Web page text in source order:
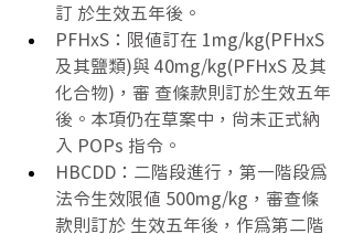
訂 於生效五年後。
PFHxS：限值訂在 1mg/kg(PFHxS
及其鹽類)與 40mg/kg(PFHxS 及其
化合物)，審 查條款則訂於生效五年
後。本項仍在草案中，尚未正式納
入 POPs 指令。
HBCDD：二階段進行，第一階段為
法令生效限值 500mg/kg，審查條
款則訂於 生效五年後，作為第二階